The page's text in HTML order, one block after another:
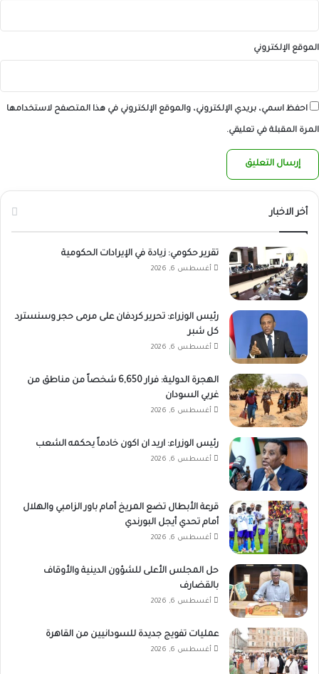
الموقع الإلكتروني
احفظ اسمي، بريدي الإلكتروني، والموقع الإلكتروني في هذا المتصفح لاستخدامها
المرة المقبلة في تعليقي.
أخر الاخبار
تقرير حكومي: زيادة في الإيرادات الحكومية
أغسطس 6, 2026
رئيس الوزراء: تحرير كردفان على مرمى حجر وسنسترد
كل شبر
أغسطس 6, 2026
الهجرة الدولية: فرار 6,650 شخصاً من مناطق من
غربي السودان
أغسطس 6, 2026
رئيس الوزراء: اريد ان اكون خادماً يحكمه الشعب
أغسطس 6, 2026
قرعة الأبطال تضع المريخ أمام باور الزامبي والهلال
أمام تحدي أيجل البورندي
أغسطس 6, 2026
حل المجلس الأعلى للشؤون الدينية والأوقاف
بالقضارف
أغسطس 6, 2026
عمليات تفويج جديدة للسودانيين من القاهرة
أغسطس 6, 2026